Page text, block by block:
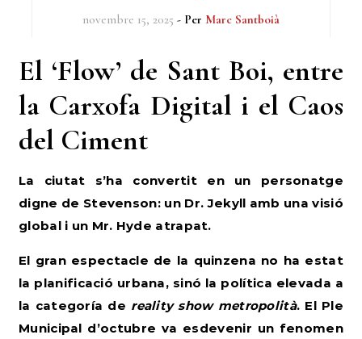
novembre 15, 2025 - Per Marc Santboià
El ‘Flow’ de Sant Boi, entre
la Carxofa Digital i el Caos
del Ciment
La ciutat s’ha convertit en un personatge
digne de Stevenson: un Dr. Jekyll amb una visió
global i un Mr. Hyde atrapat.
El gran espectacle de la quinzena no ha estat
la planificació urbana, sinó la política elevada a
la categoría de reality show metropolità. El Ple
Municipal d’octubre va esdevenir un fenomen